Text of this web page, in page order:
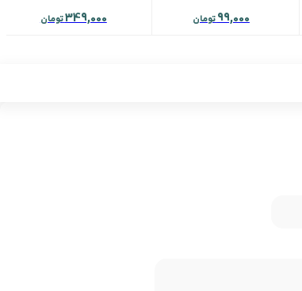
99,000تومان 349,000تومان